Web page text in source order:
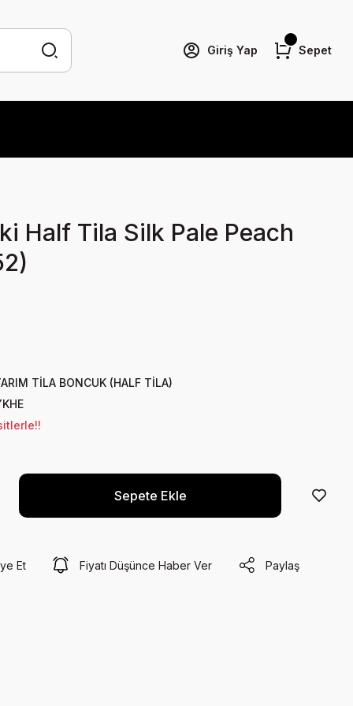
Giriş Yap Sepet
Half Tila Silk Pale Peach
TİLA BONCUK (HALF TİLA)
Sepete Ekle
Et Fiyatı Düşünce Haber Ver Paylaş